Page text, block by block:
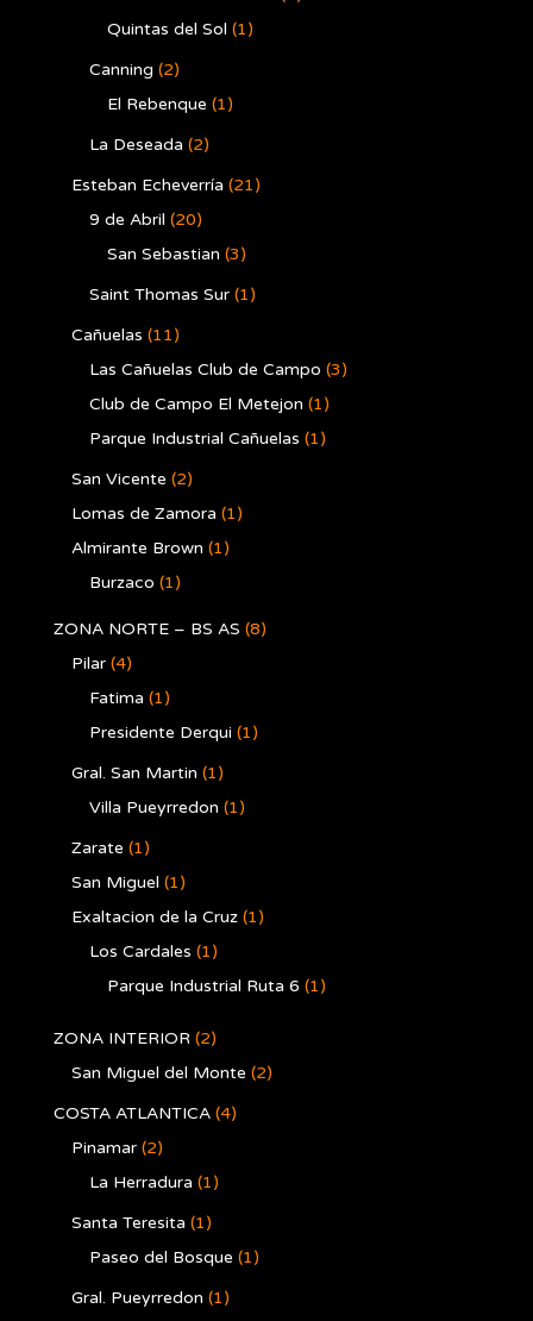
Quintas del Sol (1)
Canning (2)
El Rebenque (1)
La Deseada (2)
Esteban Echeverría (21)
9 de Abril (20)
San Sebastian (3)
Saint Thomas Sur (1)
Cañuelas (11)
Las Cañuelas Club de Campo (3)
Club de Campo El Metejon (1)
Parque Industrial Cañuelas (1)
San Vicente (2)
Lomas de Zamora (1)
Almirante Brown (1)
Burzaco (1)
ZONA NORTE – BS AS (8)
Pilar (4)
Fatima (1)
Presidente Derqui (1)
Gral. San Martin (1)
Villa Pueyrredon (1)
Zarate (1)
San Miguel (1)
Exaltacion de la Cruz (1)
Los Cardales (1)
Parque Industrial Ruta 6 (1)
ZONA INTERIOR (2)
San Miguel del Monte (2)
COSTA ATLANTICA (4)
Pinamar (2)
La Herradura (1)
Santa Teresita (1)
Paseo del Bosque (1)
Gral. Pueyrredon (1)